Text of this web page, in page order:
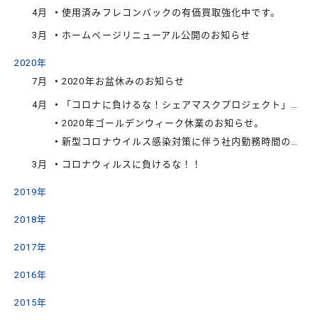
4月
使用済みフレコンバックの有価買取強化中です。
3月 ホームページリニューアル公開のお知らせ
2020年
7月
2020年お盆休みのお知らせ
4月
「コロナに負けるな！シェアマスクプロジェクト」に関するお知らせ
2020年ゴールデンウィーク休業のお知らせ。
新型コロナウイルス感染対策に伴う社内勤務時間の変更について
3月 コロナウィルスに負けるな！！
2019年
2018年
2017年
2016年
2015年